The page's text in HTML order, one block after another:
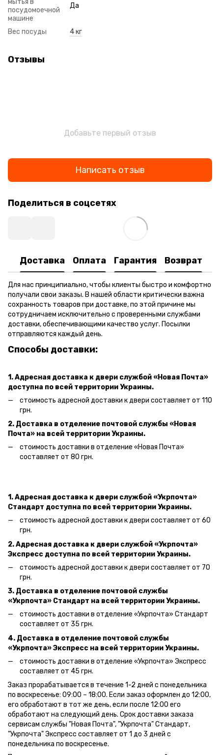
мытья в
посудомоечной
машине
Да
Вес посуды 4 кг
Отзывы
Добавьте первый отзыв
Написать отзыв
Поделиться в соцсетях
Доставка Оплата Гарантия Возврат
Для нас принципиально, чтобы клиенты быстро и комфортно
получали свои заказы. В нашей области критически важна
сохранность товаров при доставке, по этой причине мы
сотрудничаем исключительно с проверенными службами
доставки, обеспечивающими качество услуг. Посылки
отправляются каждый день.
Способы доставки:
1. Адресная доставка к двери службой «Новая Почта»
доступна по всей территории Украины.
стоимость адресной доставки к двери составляет от 110
грн.
2. Доставка в отделение почтовой службы «Новая
Почта» на всей территории Украины.
стоимость доставки в отделение «Новая Почта»
составляет от 80 грн.
1. Адресная доставка к двери службой «Укрпочта»
Стандарт доступна по всей территории Украины.
стоимость адресной доставки к двери составляет от 60
грн.
2. Адресная доставка к двери службой «Укрпочта»
Экспресс доступна по всей территории Украины.
стоимость адресной доставки к двери составляет от 70
грн.
3. Доставка в отделение почтовой службы
«Укрпочта» Стандарт на всей территории Украины.
стоимость доставки в отделение «Укрпочта» Стандарт
составляет от 35 грн.
4. Доставка в отделение почтовой службы
«Укрпочта» Экспресс на всей территории Украины.
стоимость доставки в отделение «Укрпочта» Экспресс
составляет от 45 грн.
Заказ прорабатывается в течение 1-2 дней с понедельника
по воскресенье: 09:00 – 18:00. Если заказ оформлен до 12:00,
его обработают в тот же день, если после 12:00 его
обработают на следующий день. Срок доставки заказа
сервисам службы "Новая Почта", "Укрпочта" Стандарт,
"Укрпочта" Экспресс составляет от 1 до 3 дней с
понедельника по воскресенье.